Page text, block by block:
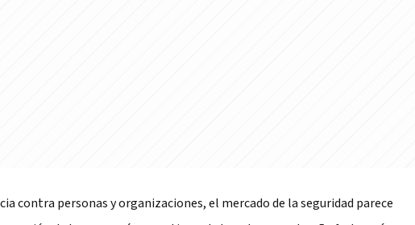
contra personas y organizaciones, el mercado de la seguridad parece